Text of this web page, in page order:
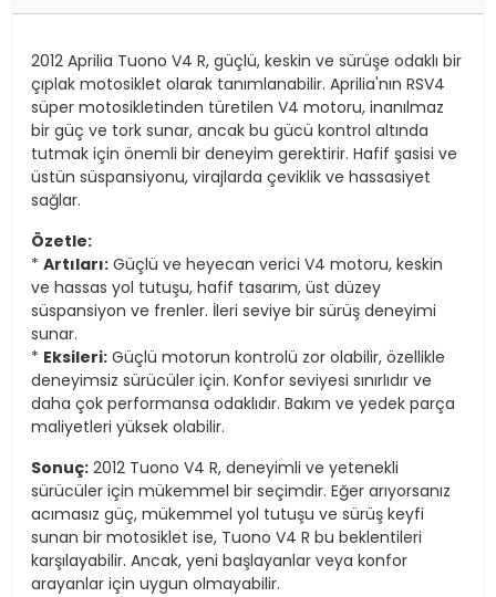
2012 Aprilia Tuono V4 R, güçlü, keskin ve sürüşe odaklı bir
çıplak motosiklet olarak tanımlanabilir. Aprilia'nın RSV4
süper motosikletinden türetilen V4 motoru, inanılmaz
bir güç ve tork sunar, ancak bu gücü kontrol altında
tutmak için önemli bir deneyim gerektirir. Hafif şasisi ve
üstün süspansiyonu, virajlarda çeviklik ve hassasiyet
sağlar.
Özetle:
* Artıları: Güçlü ve heyecan verici V4 motoru, keskin
ve hassas yol tutuşu, hafif tasarım, üst düzey
süspansiyon ve frenler. İleri seviye bir sürüş deneyimi
sunar.
* Eksileri: Güçlü motorun kontrolü zor olabilir, özellikle
deneyimsiz sürücüler için. Konfor seviyesi sınırlıdır ve
daha çok performansa odaklıdır. Bakım ve yedek parça
maliyetleri yüksek olabilir.
Sonuç: 2012 Tuono V4 R, deneyimli ve yetenekli
sürücüler için mükemmel bir seçimdir. Eğer arıyorsanız
acımasız güç, mükemmel yol tutuşu ve sürüş keyfi
sunan bir motosiklet ise, Tuono V4 R bu beklentileri
karşılayabilir. Ancak, yeni başlayanlar veya konfor
arayanlar için uygun olmayabilir.